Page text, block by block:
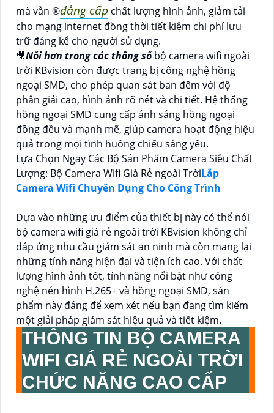
mà vẫn ®️đẳng cấp chất lượng hình ảnh, giảm tải
cho mạng internet đồng thời tiết kiệm chi phí lưu
trữ đáng kể cho người sử dụng.
🎥Nỗi hơn trong các thông sốbộ camera wifi ngoài
trời KBvision còn được trang bị công nghệ hồng
ngoại SMD, cho phép quan sát ban đêm với độ
phân giải cao, hình ảnh rõ nét và chi tiết. Hệ thống
hồng ngoại SMD cung cấp ánh sáng hồng ngoại
đồng đều và mạnh mẽ, giúp camera hoạt động hiệu
quả trong mọi tình huống chiếu sáng yếu.
Lựa Chọn Ngay Các Bộ Sản Phẩm Camera Siêu Chất
Lượng: Bộ Camera Wifi Giá Rẻ ngoài TrờiLắp
Camera Wifi Chuyên Dụng Cho Công Trình
Dựa vào những ưu điểm của thiết bị này có thể nói
bộ camera wifi giá rẻ ngoài trời KBvision không chỉ
đáp ứng nhu cầu giám sát an ninh mà còn mang lại
những tính năng hiện đại và tiện ích cao. Với chất
lượng hình ảnh tốt, tính năng nổi bật như công
nghệ nén hình H.265+ và hồng ngoại SMD, sản
phẩm này đáng để xem xét nếu bạn đang tìm kiếm
một giải pháp giám sát hiệu quả và tiết kiệm.
THÔNG TIN BỘ CAMERA
WIFI GIÁ RẺ NGOÀI TRỜI
CHỨC NĂNG CAO CẤP